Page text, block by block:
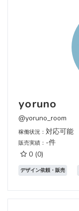
yoruno
@yoruno_room
稼働状況： 対応可能
販売実績： -件
0 (0)
デザイン依頼・販売